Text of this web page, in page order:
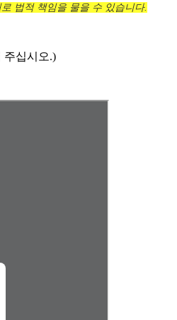
법적 책임을 물을 수 있습니다.
주십시오.)